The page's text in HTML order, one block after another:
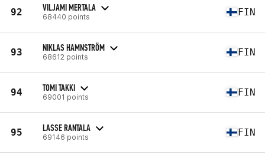
92 VILJAMI MERTALA
68440 points FIN
93 NIKLAS HAMNSTRÖM
68612 points FIN
94 TOMI TAKKI
69001 points FIN
95 LASSE RANTALA
69146 points FIN